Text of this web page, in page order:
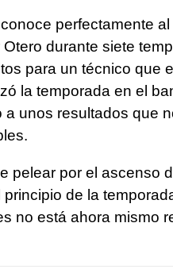
perfectamente al
durante siete
para un técnico que
la temporada en el
unos resultados que
pelear por el ascenso
de la
no está ahora mismo